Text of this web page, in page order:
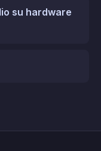
su hardware